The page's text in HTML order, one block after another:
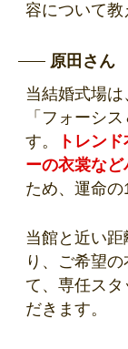
容について教
原田さん
当結婚式場
「フォーシ
す。
トレン
ーの衣裳な
ため、運命の
当館と近い
り、ご希望
て、専任ス
だきます。